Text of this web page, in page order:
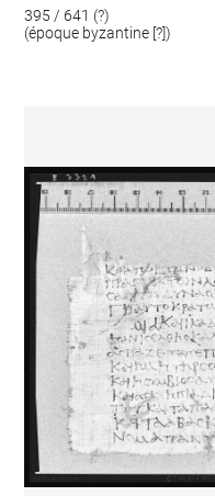
395 / 641 (?)
(époque byzantine [?])